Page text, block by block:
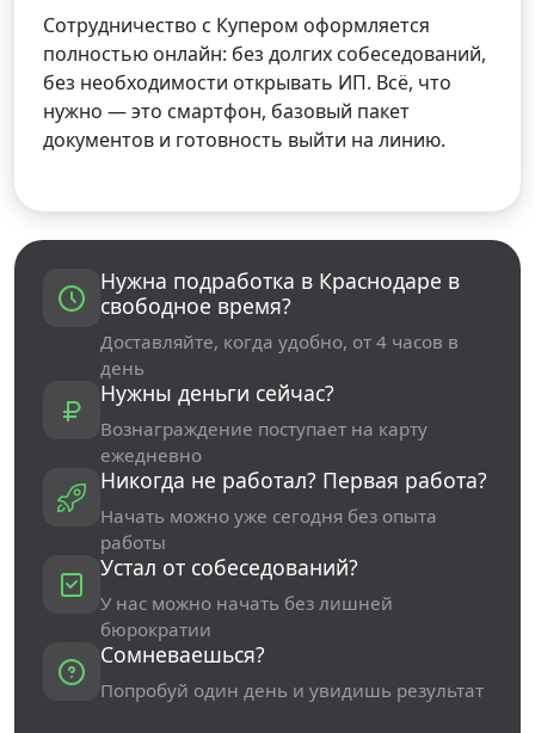
Сотрудничество с Купером оформляется
полностью онлайн: без долгих собеседований,
без необходимости открывать ИП. Всё, что
нужно — это смартфон, базовый пакет
документов и готовность выйти на линию.
Нужна подработка в Краснодаре в
свободное время?
Доставляйте, когда удобно, от 4 часов в
день
Нужны деньги сейчас?
Вознаграждение поступает на карту
ежедневно
Никогда не работал? Первая работа?
Начать можно уже сегодня без опыта
работы
Устал от собеседований?
У нас можно начать без лишней
бюрократии
Сомневаешься?
Попробуй один день и увидишь результат